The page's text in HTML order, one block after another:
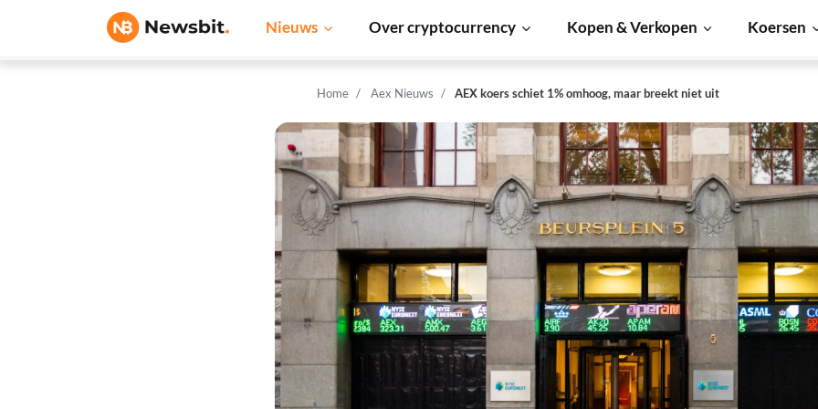
Nieuws Over cryptocurrency Kopen & Verkopen Koersen
Home Aex Nieuws AEX koers schiet 1% omhoog, maar breekt niet uit